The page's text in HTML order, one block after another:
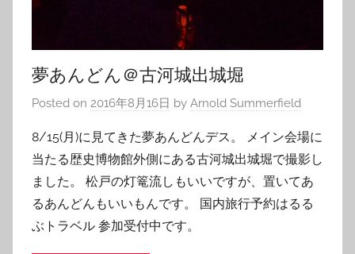
夢あんどん＠古河城出城堀
Posted on 2016年8月16日 by Arnold Summerfield
8/15(月)に見てきた夢あんどんデス。 メイン会場に
当たる歴史博物館外側にある古河城出城堀で撮影し
ました。 松戸の灯篭流しもいいですが、置いてあ
るあんどんもいいもんです。 国内旅行予約はるる
ぶトラベル 参加受付中です。